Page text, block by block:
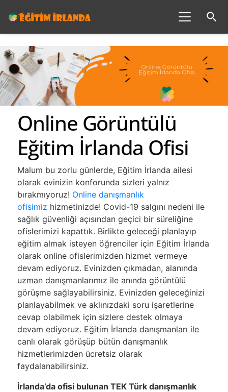
search
Online Görüntülü
Eğitim İrlanda Ofisi
Malum bu zorlu günlerde, Eğitim İrlanda ailesi
olarak evinizin konforunda sizleri yalnız
bırakmıyoruz! Online danışmanlık
ofisimiz hizmetinizde! Covid-19 salgını nedeni ile
sağlık güvenliği açısından geçici bir süreliğine
ofislerimizi kapattık. Birlikte geleceği planlayıp
eğitim almak isteyen öğrenciler için Eğitim İrlanda
olarak online ofislerimizden hizmet vermeye
devam ediyoruz. Evinizden çıkmadan, alanında
uzman danışmanlarımız ile anında görüntülü
görüşme sağlayabilirsiniz. Evinizden geleceğinizi
planlayabilmek ve aklınızdaki soru işaretlerine
cevap olabilmek için sizlere destek olmaya
devam ediyoruz. Eğitim İrlanda danışmanları ile
canlı olarak görüşüp bütün danışmanlık
hizmetlerimizden ücretsiz olarak
faydalanabilirsiniz.
İrlanda’da ofisi bulunan TEK Türk danışmanlık